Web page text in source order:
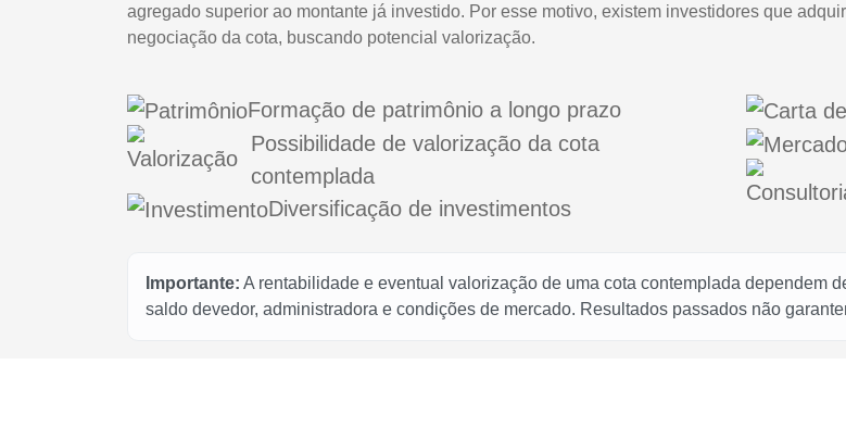
agregado superior ao montante já investido. Por esse motivo, existem investidores que
negociação da cota, buscando potencial valorização.
Formação de patrimônio a longo prazo
Possibilidade de valorização da cota
contemplada
Diversificação de investimentos
Importante: A rentabilidade e eventual valorização de uma cota contemplada dependem
saldo devedor, administradora e condições de mercado. Resultados passados não